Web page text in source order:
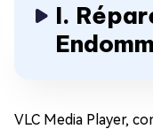
I.
VLC Media Player,